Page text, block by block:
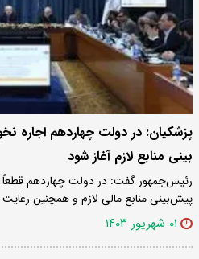
پزشکیان: در دولت چهاردهم اجاره
بینی منابع لازم آغاز شود
رئیس‌جمهور گفت: در دولت چهاردهم قطعاً
پیش‌بینی منابع مالی لازم و همچنین
۰۱ شهریور ۱۴۰۳